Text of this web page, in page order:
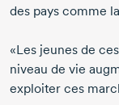
des pays comme
«Les jeunes de
niveau de vie
exploiter ces